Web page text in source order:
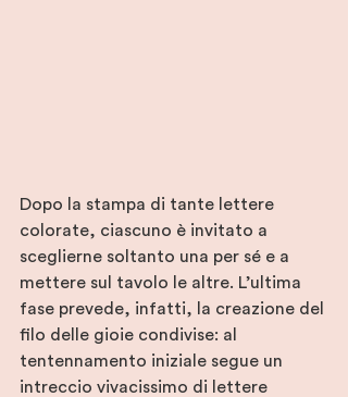
Dopo la stampa di tante lettere
colorate, ciascuno è invitato a
sceglierne soltanto una per sé e a
mettere sul tavolo le altre. L’ultima
fase prevede, infatti, la creazione del
filo delle gioie condivise: al
tentennamento iniziale segue un
intreccio vivacissimo di lettere